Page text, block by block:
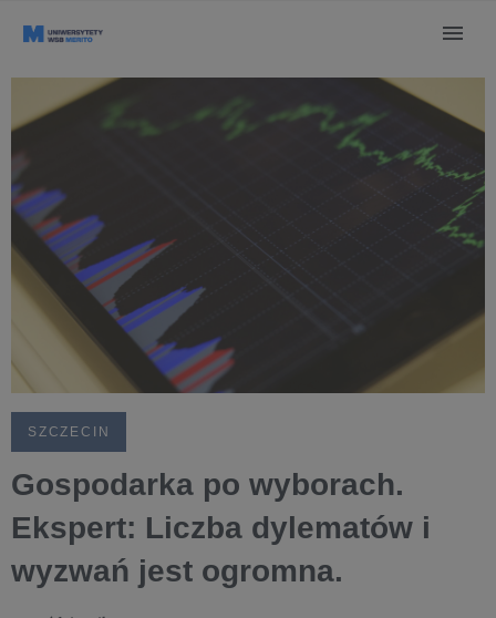
SZCZECIN
Gospodarka po wyborach.
Ekspert: Liczba dylematów i
wyzwań jest ogromna.